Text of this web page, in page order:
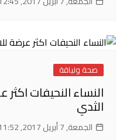
صحة ولياقة
النساء النحيفات
الثدي
الجمعة, 7 أبريل 2017, 11:52